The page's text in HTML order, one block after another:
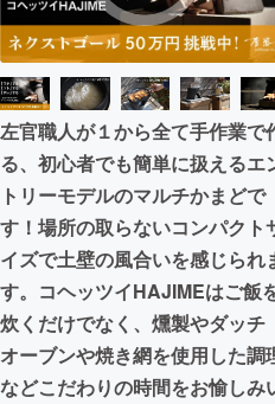
ビジネス・起業
まちづくり・地域活
CAMPFIRE for Social
CAMPFIREふるさと納税
左官職人が１から全て手作業で
る、初心者でも簡単に扱えるエ
トリーモデルのマルチかまどで
す！場所の取らないコンパクト
イズで土壁の風合いを感じられ
す。コヘッツイHAJIMEはご飯
炊くだけでなく、燻製やダッチ
オーブンや焼き網を使用した調
などこだわりの時間をお愉しみ